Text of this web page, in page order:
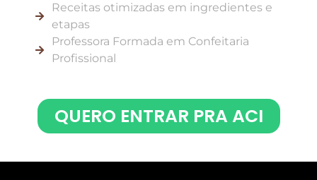
Receitas otimizadas em ingredientes e
etapas
Professora Formada em Confeitaria
Profissional​
QUERO ENTRAR PRA ACI